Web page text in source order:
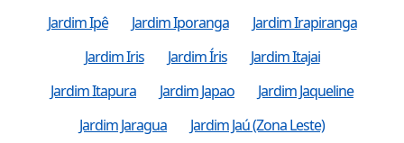
Jardim Ipê
Jardim Iporanga
Jardim Irapiranga
Jardim Iris
Jardim Íris
Jardim Itajai
Jardim Itapura
Jardim Japao
Jardim Jaqueline
Jardim Jaragua
Jardim Jaú (Zona Leste)